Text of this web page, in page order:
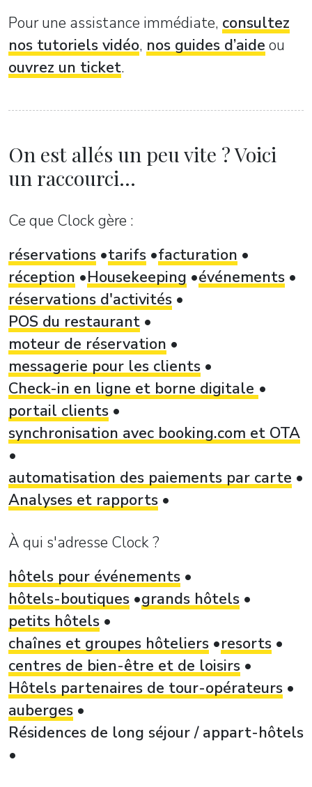
Pour une assistance immédiate, consultez
nos tutoriels vidéo, nos guides d’aide ou
ouvrez un ticket.
On est allés un peu vite ? Voici
un raccourci...
Ce que Clock gère :
réservations tarifs facturation
réception
Housekeeping
événements
réservations d'activités
POS du restaurant
moteur de réservation
messagerie pour les clients
Check-in en ligne et borne digitale
portail clients
synchronisation avec booking.com et OTA
automatisation des paiements par carte
Analyses et rapports
À qui s'adresse Clock ?
hôtels pour événements
hôtels-boutiques grands hôtels
petits hôtels
chaînes et groupes hôteliers
resorts
centres de bien-être et de loisirs
Hôtels partenaires de tour-opérateurs
auberges
Résidences de long séjour / appart-hôtels